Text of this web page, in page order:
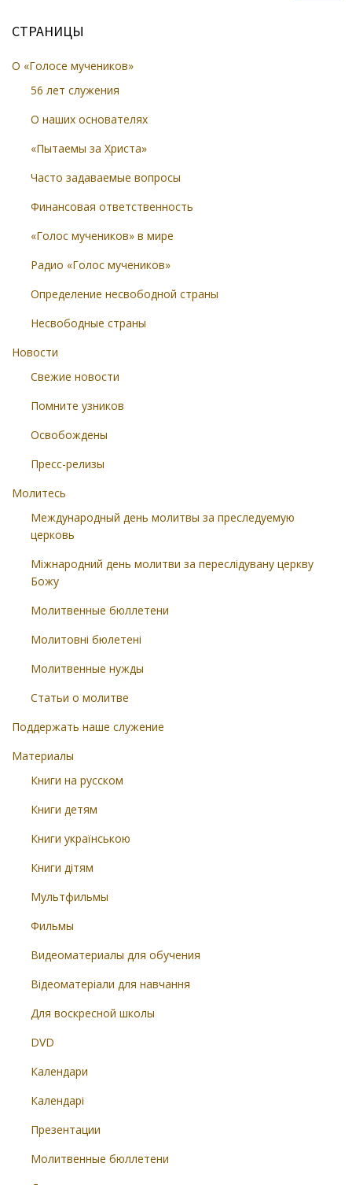
СТРАНИЦЫ
О «Голосе мучеников»
56 лет служения
О наших основателях
«Пытаемы за Христа»
Часто задаваемые вопросы
Финансовая ответственность
«Голос мучеников» в мире
Радио «Голос мучеников»
Определение несвободной страны
Несвободные страны
Новости
Свежие новости
Помните узников
Освобождены
Пресс-релизы
Молитесь
Международный день молитвы за преследуемую
церковь
Міжнародний день молитви за переслідувану церкву
Божу
Молитвенные бюллетени
Молитовні бюлетені
Молитвенные нужды
Статьи о молитве
Поддержать наше служение
Материалы
Книги на русском
Книги детям
Книги українською
Книги дітям
Мультфильмы
Фильмы
Видеоматериалы для обучения
Відеоматеріали для навчання
Для воскресной школы
DVD
Календари
Календарі
Презентации
Молитвенные бюллетени